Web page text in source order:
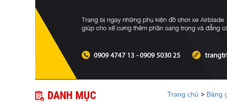
DANH MỤC Trang chủ > Bảng